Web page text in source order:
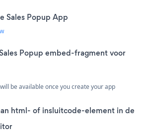
Sales Popup App
Popup embed-fragment voor
be available once you create your app
html- of insluitcode-element in de